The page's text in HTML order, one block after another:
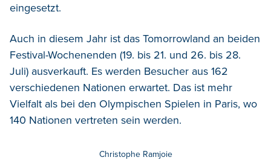
eingesetzt.
Auch in diesem Jahr ist das Tomorrowland an beiden
Festival-Wochenenden (19. bis 21. und 26. bis 28.
Juli) ausverkauft. Es werden Besucher aus 162
verschiedenen Nationen erwartet. Das ist mehr
Vielfalt als bei den Olympischen Spielen in Paris, wo
140 Nationen vertreten sein werden.
Christophe Ramjoie